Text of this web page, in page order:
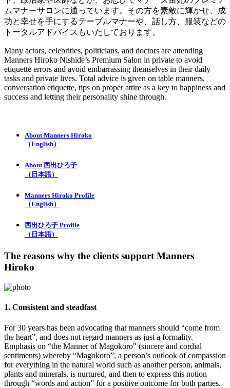
ムマナーサロンに通っています。その方を素敵に輝かせ、成
功と幸せを手にするテーブルマナーや、話し方、服装などの
トータルアドバイスもいたしております。
Many actors, celebrities, politicians, and doctors are attending
Manners Hiroko Nishide’s Premium Salon in private to avoid
etiquette errors and avoid embarrassing themselves in their daily
tasks and private lives. Total advice is given on table manners,
conversation etiquette, tips on proper attire as a key to happiness and
success and letting their personality shine through.
About Manners Hiroko
（English）
About 西出ひろ子
（日本語）
Manners Hiroko Profile
（English）
西出ひろ子 Profile
（日本語）
The reasons why the clients support Manners
Hiroko
1. Consistent and steadfast
For 30 years has been advocating that manners should “come from
the heart”, and does not regard manners as just a formality.
Emphasis on “the Manner of Magokoro" (sincere and cordial
sentiments) whereby “Magokoro”, a person’s outlook of compassion
for everything in the natural world such as another person, animals,
plants and minerals, is nurtured, and then to express this notion
through “words and action” for a positive outcome for both parties.